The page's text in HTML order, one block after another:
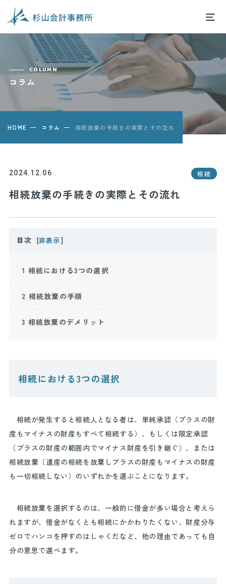
column
コラム
HOME コラム 相続放棄の手続きの実際とその流れ
2024.12.06 相続
相続放棄の手続きの実際とその流れ
目次 [非表示]
1 相続における3つの選択
2 相続放棄の手順
3 相続放棄のデメリット
相続における3つの選択
相続が発生すると相続人となる者は、単純承認（プラスの財
産もマイナスの財産もすべて相続する）、もしくは限定承認
（プラスの財産の範囲内でマイナス財産を引き継ぐ）、または
相続放棄（遺産の相続を放棄しプラスの財産もマイナスの財産
も一切相続しない）のいずれかを選ぶことになります。
相続放棄を選択するのは、一般的に借金が多い場合と考えら
れますが、借金がなくとも相続にかかわりたくない、財産分与
ゼロでハンコを押すのはしゃくだなど、他の理由であっても自
分の意思で選べます。